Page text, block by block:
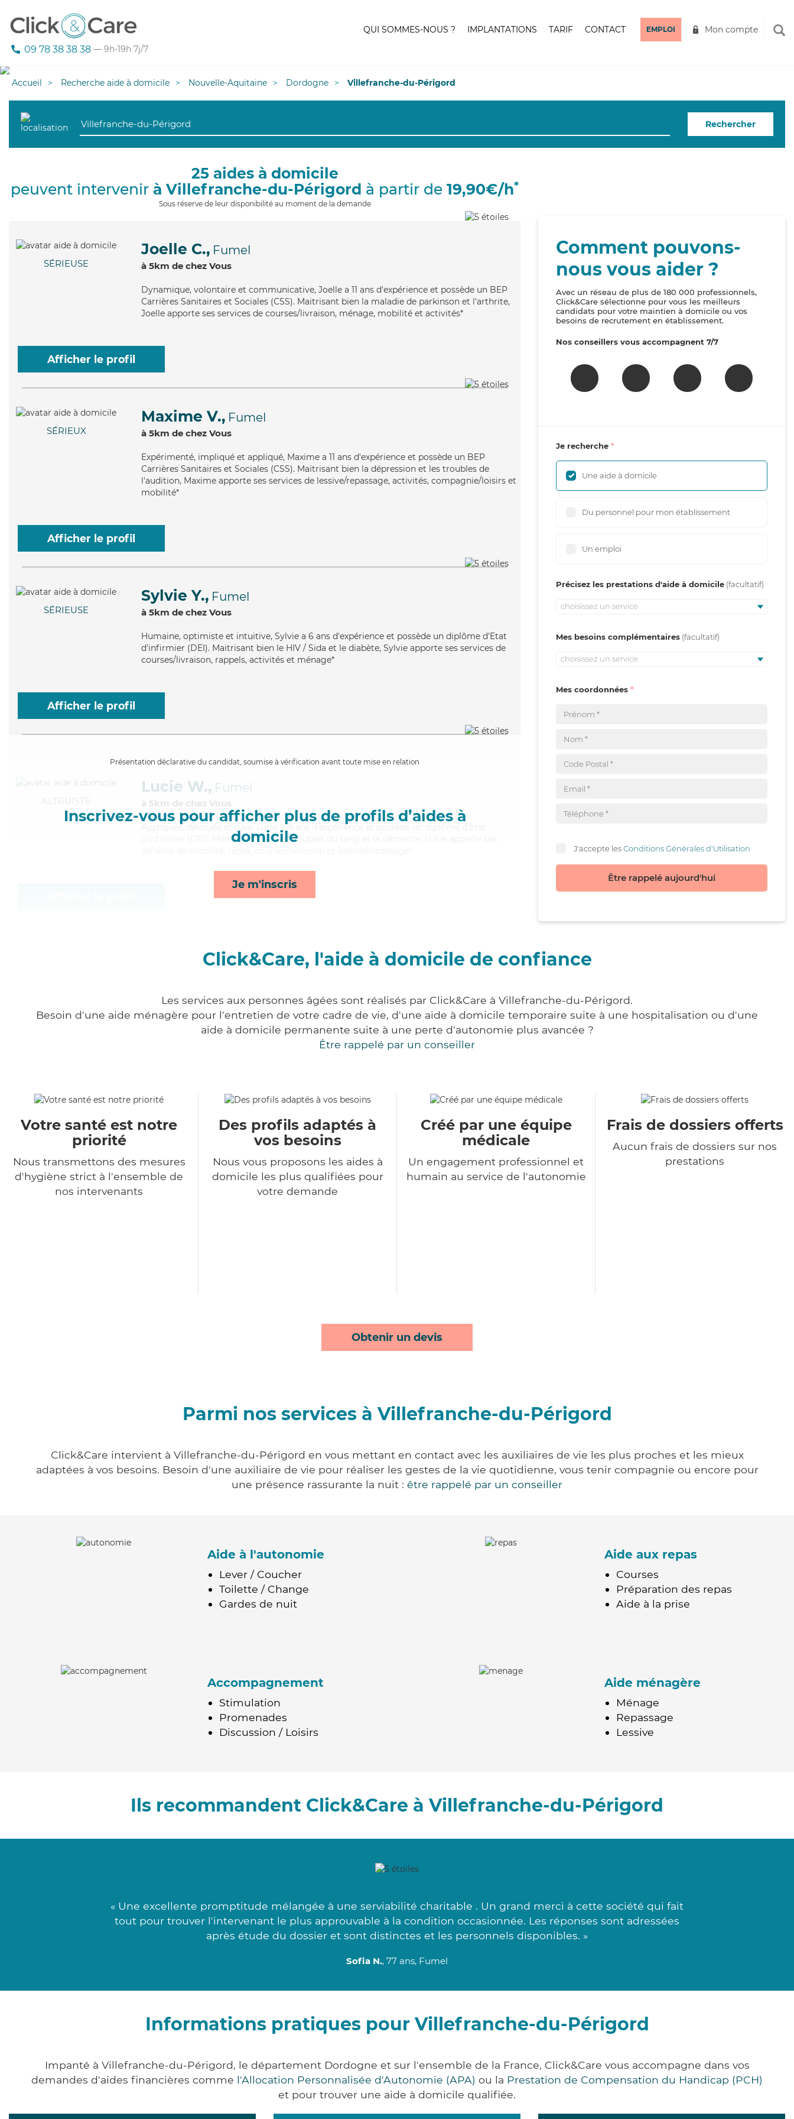
09 78 38 38 38 — 9h-19h 7j/7
QUI SOMMES-NOUS ? IMPLANTATIONS TARIF CONTACT EMPLOI Mon compte
Accueil Recherche aide à domicile Nouvelle-Aquitaine Dordogne Villefranche-du-Périgord
Rechercher
25 aides à domicile
peuvent intervenir à Villefranche-du-Périgord à partir de 19,90€/h*
Sous réserve de leur disponibilité au moment de la demande
SÉRIEUSE
Joelle C., Fumel
à 5km de chez Vous
Dynamique, volontaire et communicative, Joelle a 11 ans d'expérience et possède un BEP
Carrières Sanitaires et Sociales (CSS). Maitrisant bien la maladie de parkinson et l'arthrite,
Joelle apporte ses services de courses/livraison, ménage, mobilité et activités*
Afficher le profil
SÉRIEUX
Maxime V., Fumel
à 5km de chez Vous
Expérimenté, impliqué et appliqué, Maxime a 11 ans d'expérience et possède un BEP
Carrières Sanitaires et Sociales (CSS). Maitrisant bien la dépression et les troubles de
l'audition, Maxime apporte ses services de lessive/repassage, activités, compagnie/loisirs et
mobilité*
Afficher le profil
SÉRIEUSE
Sylvie Y., Fumel
à 5km de chez Vous
Humaine, optimiste et intuitive, Sylvie a 6 ans d'expérience et possède un diplôme d'Etat
d'infirmier (DEI). Maitrisant bien le HIV / Sida et le diabète, Sylvie apporte ses services de
courses/livraison, rappels, activités et ménage*
Afficher le profil
Présentation déclarative du candidat, soumise à vérification avant toute mise en relation
Inscrivez-vous pour afficher plus de profils d’aides à
domicile
Je m'inscris
ALTRUISTE
Lucie W., Fumel
à 5km de chez Vous
Appliquée , dévouée et gaie, Lucie a 9 ans d'expérience et possède un diplôme d'Etat
d'infirmier (DEI). Maitrisant bien les troubles du sang et la démence, Lucie apporte ses
Comment pouvons-
nous vous aider ?
Avec un réseau de plus de 180 000 professionnels,
Click&Care sélectionne pour vous les meilleurs
candidats pour votre maintien à domicile ou vos
besoins de recrutement en établissement.
Nos conseillers vous accompagnent 7/7
Je recherche
Une aide à domicile
Du personnel pour mon établissement
Un emploi
Précisez les prestations d'aide à domicile
choisissez un service
Mes besoins complémentaires
choisissez un service
Mes coordonnées
J'accepte lesConditions Générales d'Utilisation
Être rappelé aujourd'hui
Click&Care, l'aide à domicile de confiance
Les services aux personnes âgées sont réalisés par Click&Care à Villefranche-du-Périgord.
Besoin d'une aide ménagère pour l'entretien de votre cadre de vie, d'une aide à domicile temporaire suite à une hospitalisation ou d'une
aide à domicile permanente suite à une perte d'autonomie plus avancée ?
Être rappelé par un conseiller
Votre santé est notre
priorité
Nous transmettons des mesures
d'hygiène strict à l'ensemble de
nos intervenants
Des profils adaptés à
vos besoins
Nous vous proposons les aides à
domicile les plus qualifiées pour
votre demande
Créé par une équipe
médicale
Un engagement professionnel et
humain au service de l'autonomie
Frais de dossiers offerts
Aucun frais de dossiers sur nos
prestations
Obtenir un devis
Parmi nos services à Villefranche-du-Périgord
Click&Care intervient à Villefranche-du-Périgord en vous mettant en contact avec les auxiliaires de vie les plus proches et les mieux
adaptées à vos besoins. Besoin d'une auxiliaire de vie pour réaliser les gestes de la vie quotidienne, vous tenir compagnie ou encore pour
une présence rassurante la nuit : être rappelé par un conseiller
Aide à l'autonomie
Lever / Coucher
Toilette / Change
Gardes de nuit
Aide aux repas
Courses
Préparation des repas
Aide à la prise
Accompagnement
Stimulation
Promenades
Discussion / Loisirs
Aide ménagère
Ménage
Repassage
Lessive
Ils recommandent Click&Care à Villefranche-du-Périgord
« Une excellente promptitude mélangée à une serviabilité charitable . Un grand merci à cette société qui fait
tout pour trouver l'intervenant le plus approuvable à la condition occasionnée. Les réponses sont adressées
après étude du dossier et sont distinctes et les personnels disponibles. »
Sofia N., 77 ans, Fumel
Informations pratiques pour Villefranche-du-Périgord
Impanté à Villefranche-du-Périgord, le département Dordogne et sur l'ensemble de la France, Click&Care vous accompagne dans vos
demandes d'aides financières comme l'Allocation Personnalisée d'Autonomie (APA) ou la Prestation de Compensation du Handicap (PCH)
et pour trouver une aide à domicile qualifiée.